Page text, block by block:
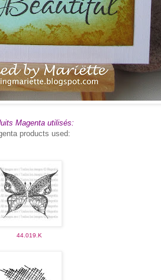
Magenta utilisés:
products used:
44.019.K